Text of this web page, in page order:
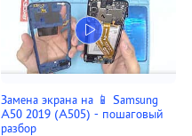
Замена экрана на 📱 Samsung
A50 2019 (A505) - пошаговый
разбор